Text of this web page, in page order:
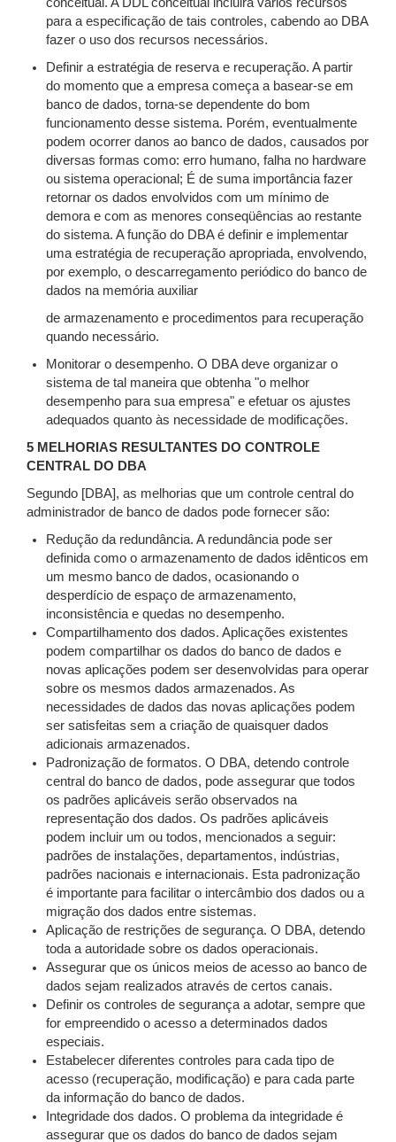
para a especificação de tais controles, cabendo ao DBA
fazer o uso dos recursos necessários.
Definir a estratégia de reserva e recuperação. A partir
do momento que a empresa começa a basear-se em
banco de dados, torna-se dependente do bom
funcionamento desse sistema. Porém, eventualmente
podem ocorrer danos ao banco de dados, causados por
diversas formas como: erro humano, falha no hardware
ou sistema operacional; É de suma importância fazer
retornar os dados envolvidos com um mínimo de
demora e com as menores conseqüências ao restante
do sistema. A função do DBA é definir e implementar
uma estratégia de recuperação apropriada, envolvendo,
por exemplo, o descarregamento periódico do banco de
dados na memória auxiliar
de armazenamento e procedimentos para recuperação
quando necessário.
Monitorar o desempenho. O DBA deve organizar o
sistema de tal maneira que obtenha "o melhor
desempenho para sua empresa" e efetuar os ajustes
adequados quanto às necessidade de modificações.
5 MELHORIAS RESULTANTES DO CONTROLE
CENTRAL DO DBA
Segundo [DBA], as melhorias que um controle central do
administrador de banco de dados pode fornecer são:
Redução da redundância. A redundância pode ser
definida como o armazenamento de dados idênticos em
um mesmo banco de dados, ocasionando o
desperdício de espaço de armazenamento,
inconsistência e quedas no desempenho.
Compartilhamento dos dados. Aplicações existentes
podem compartilhar os dados do banco de dados e
novas aplicações podem ser desenvolvidas para operar
sobre os mesmos dados armazenados. As
necessidades de dados das novas aplicações podem
ser satisfeitas sem a criação de quaisquer dados
adicionais armazenados.
Padronização de formatos. O DBA, detendo controle
central do banco de dados, pode assegurar que todos
os padrões aplicáveis serão observados na
representação dos dados. Os padrões aplicáveis
podem incluir um ou todos, mencionados a seguir:
padrões de instalações, departamentos, indústrias,
padrões nacionais e internacionais. Esta padronização
é importante para facilitar o intercâmbio dos dados ou a
migração dos dados entre sistemas.
Aplicação de restrições de segurança. O DBA, detendo
toda a autoridade sobre os dados operacionais.
Assegurar que os únicos meios de acesso ao banco de
dados sejam realizados através de certos canais.
Definir os controles de segurança a adotar, sempre que
for empreendido o acesso a determinados dados
especiais.
Estabelecer diferentes controles para cada tipo de
acesso (recuperação, modificação) e para cada parte
da informação do banco de dados.
Integridade dos dados. O problema da integridade é
assegurar que os dados do banco de dados sejam